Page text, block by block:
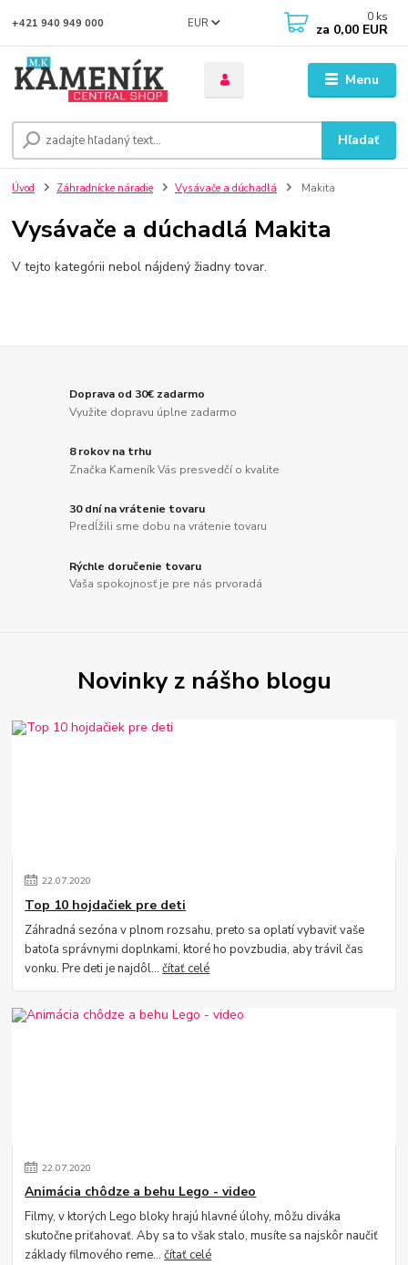
Menu
EUR
Hľadať
+421 940 949 000 0 ks
za 0,00 EUR
Úvod Záhradnícke náradie Vysávače a dúchadlá Makita
Vysávače a dúchadlá Makita
V tejto kategórii nebol nájdený žiadny tovar.
Doprava od 30€ zadarmo
Využite dopravu úplne zadarmo
8 rokov na trhu
Značka Kameník Vás presvedčí o kvalite
30 dní na vrátenie tovaru
Predĺžili sme dobu na vrátenie tovaru
Rýchle doručenie tovaru
Vaša spokojnosť je pre nás prvoradá
Novinky z nášho blogu
22.07.2020
Top 10 hojdačiek pre deti
Záhradná sezóna v plnom rozsahu, preto sa oplatí vybaviť vaše
batoľa správnymi doplnkami, ktoré ho povzbudia, aby trávil čas
vonku. Pre deti je najdôl...čítať celé
22.07.2020
Animácia chôdze a behu Lego - video
Filmy, v ktorých Lego bloky hrajú hlavné úlohy, môžu diváka
skutočne priťahovať. Aby sa to však stalo, musíte sa najskôr naučiť
základy filmového reme...čítať celé